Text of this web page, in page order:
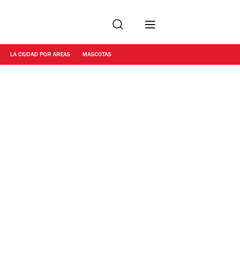
Buscar
LA CIUDAD POR AREAS MASCOTAS